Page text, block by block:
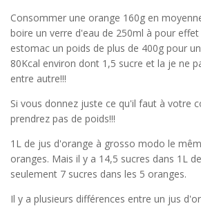
Consommer une orange 160g en
boire un verre d'eau de 250ml à pour
estomac un poids de plus de 400g pour
80Kcal environ dont 1,5 sucre et la je ne
entre autre!!!
Si vous donnez juste ce qu'il faut à votre
prendrez pas de poids!!!
1L de jus d'orange à grosso modo le
oranges. Mais il y a 14,5 sucres dans 1L
seulement 7 sucres dans les 5 oranges.
Il y a plusieurs différences entre un jus